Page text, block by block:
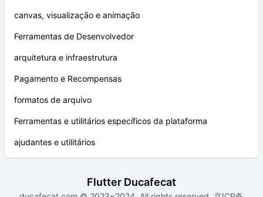
canvas, visualização e animação
Ferramentas de Desenvolvedor
arquitetura e infraestrutura
Pagamento e Recompensas
formatos de arquivo
Ferramentas e utilitários específicos da plataforma
ajudantes e utilitários
Flutter Ducafecat